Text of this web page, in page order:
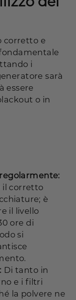
corretto e
i
sarà
essere
o in
il corretto
è
il livello
ore di
si
Di tanto in
e i filtri
la polvere ne